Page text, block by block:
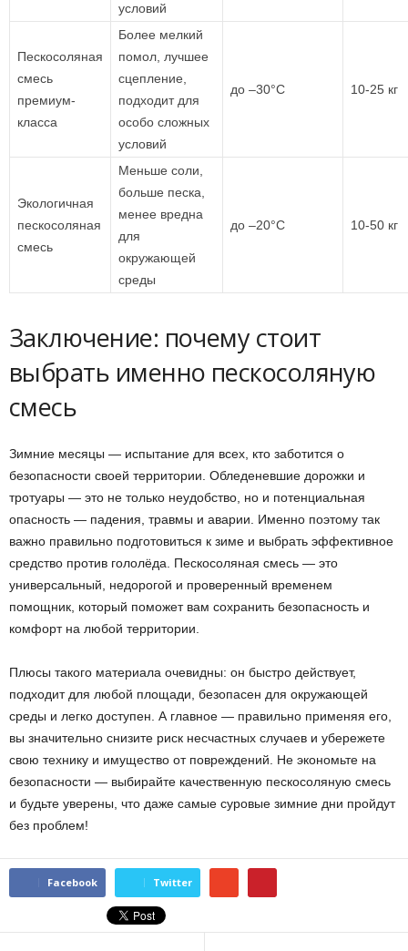
условий
Пескосоляная
смесь
премиум-
класса
Более мелкий
помол, лучшее
сцепление,
подходит для
особо сложных
условий
до –30°C 10-25 кг
Экологичная
пескосоляная
смесь
Меньше соли,
больше песка,
менее вредна
для
окружающей
среды
до –20°C 10-50 кг
Заключение: почему стоит
выбрать именно пескосоляную
смесь
Зимние месяцы — испытание для всех, кто заботится о
безопасности своей территории. Обледеневшие дорожки и
тротуары — это не только неудобство, но и потенциальная
опасность — падения, травмы и аварии. Именно поэтому так
важно правильно подготовиться к зиме и выбрать эффективное
средство против гололёда. Пескосоляная смесь — это
универсальный, недорогой и проверенный временем
помощник, который поможет вам сохранить безопасность и
комфорт на любой территории.
Плюсы такого материала очевидны: он быстро действует,
подходит для любой площади, безопасен для окружающей
среды и легко доступен. А главное — правильно применяя его,
вы значительно снизите риск несчастных случаев и убережете
свою технику и имущество от повреждений. Не экономьте на
безопасности — выбирайте качественную пескосоляную смесь
и будьте уверены, что даже самые суровые зимние дни пройдут
без проблем!
Facebook Twitter